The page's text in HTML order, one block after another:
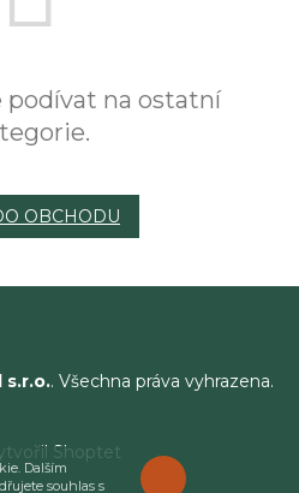
Dalším
souhlas s
ROZUMÍM
podívat na ostatní
OBCHODU
s.r.o.. Všechna práva vyhrazena.
Shoptet